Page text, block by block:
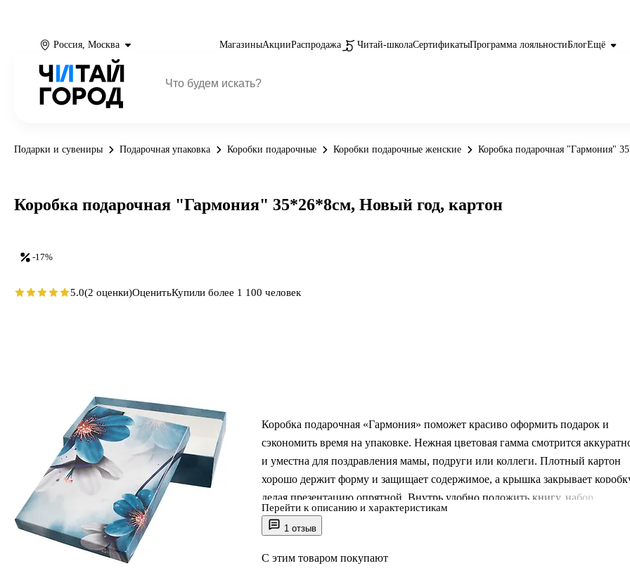
Россия, Москва МагазиныАкцииРаспродажа Читай-школаСертификатыПрограмма лояльностиБлогЕщё
Подарки и сувениры Подарочная упаковка Коробки подарочные Коробки подарочные женские Коробка подарочная "Гармония"
1 отзыв
Коробка подарочная «Гармония» поможет красиво оформить подарок и
сэкономить время на упаковке. Нежная цветовая гамма смотрится
и уместна для поздравления мамы, подруги или коллеги. Плотный картон
хорошо держит форму и защищает содержимое, а крышка закрывает
делая презентацию опрятной. Внутрь удобно положить книгу, набор
сладостей, косметику или небольшой текстиль. Подарочная коробка
РутаУпак подойдёт для праздников и хранения приятных мелочей.
Перейти к описанию и характеристикам
С этим товаром покупают
-17%
Коробка подарочная "Гармония" 35*26*8см, Новый год, картон
5.0(2 оценки)ОценитьКупили более 1 100 человек